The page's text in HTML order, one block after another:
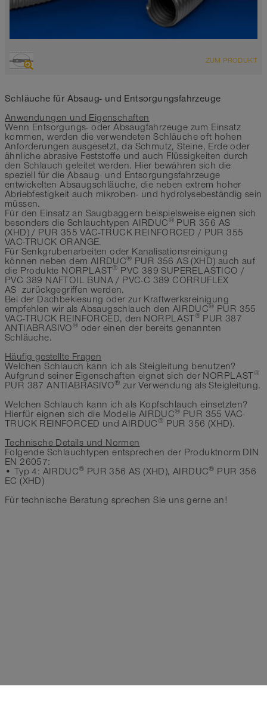
ÜBERSICHT
Saugschlauch + Druckschlauch
-30°C bis 65°C
ZUM PRODUKT
Schläuche für Absaug- und Entsorgungsfahrzeuge
Anwendungen und Eigenschaften
Wenn Entsorgungs- oder Absaugfahrzeuge zum Einsatz
kommen, werden die verwendeten Schläuche oft hohen
Anforderungen ausgesetzt, da Schmutz, Steine, Erde oder
ähnliche abrasive Feststoffe und auch Flüssigkeiten durch
den Schlauch geleitet werden. Hier bewähren sich die
speziell für die Absaug- und Entsorgungsfahrzeuge
entwickelten Absaugschläuche, die neben extrem hoher
Abriebfestigkeit auch mikroben- und hydrolysebeständig sein
müssen.
Für den Einsatz an Saugbaggern beispielsweise eignen sich
besonders die Schlauchtypen AIRDUC® PUR 356 AS
(XHD) / PUR 355 VAC-TRUCK REINFORCED / PUR 355
VAC-TRUCK ORANGE.
Für Senkgrubenarbeiten oder Kanalisationsreinigung
können neben dem AIRDUC® PUR 356 AS (XHD) auch auf
die Produkte NORPLAST® PVC 389 SUPERELASTICO /
PVC 389 NAFTOIL BUNA / PVC-C 389 CORRUFLEX
AS zurückgegriffen werden.
Bei der Dachbekiesung oder zur Kraftwerksreinigung
empfehlen wir als Absaugschlauch den AIRDUC® PUR 355
VAC-TRUCK REINFORCED, den NORPLAST® PUR 387
ANTIABRASIVO® oder einen der bereits genannten
Schläuche.
Häufig gestellte Fragen
Welchen Schlauch kann ich als Steigleitung benutzen?
Aufgrund seiner Eigenschaften eignet sich der NORPLAST®
PUR 387 ANTIABRASIVO® zur Verwendung als Steigleitung.
Welchen Schlauch kann ich als Kopfschlauch einsetzten?
Hierfür eignen sich die Modelle AIRDUC® PUR 355 VAC-
TRUCK REINFORCED und AIRDUC® PUR 356 (XHD).
Technische Details und Normen
Folgende Schlauchtypen entsprechen der Produktnorm DIN
EN 26057:
• Typ 4: AIRDUC® PUR 356 AS (XHD), AIRDUC® PUR 356
EC (XHD)
Für technische Beratung sprechen Sie uns gerne an!